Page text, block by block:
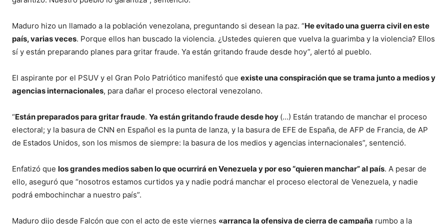
Maduro hizo un llamado a la población venezolana, preguntando si desean la paz. “He evitado una guerra civil en este
país, varias veces. Porque ellos han buscado la violencia. ¿Ustedes quieren que vuelva la guarimba y la violencia? Ellos
sí y están preparando planes para gritar fraude. Ya están gritando fraude desde hoy”, alertó al pueblo.
El aspirante por el PSUV y el Gran Polo Patriótico manifestó que existe una conspiración que se trama junto a medios y
agencias internacionales, para dañar el proceso electoral venezolano.
“Están preparados para gritar fraude. Ya están gritando fraude desde hoy (…) Están tratando de manchar el proceso
electoral; y la basura de CNN en Español es la punta de lanza, y la basura de EFE de España, de AFP de Francia, de AP
de Estados Unidos, son los mismos de siempre: la basura de los medios y agencias internacionales”, sentenció.
Enfatizó que los grandes medios saben lo que ocurrirá en Venezuela y por eso “quieren manchar” al país. A pesar de
ello, aseguró que “nosotros estamos curtidos ya y nadie podrá manchar el proceso electoral de Venezuela, y nadie
podrá embochinchar a nuestro país”.
Maduro dijo desde Falcón que con el acto de este viernes «arranca la ofensiva de cierra de campaña rumbo a la